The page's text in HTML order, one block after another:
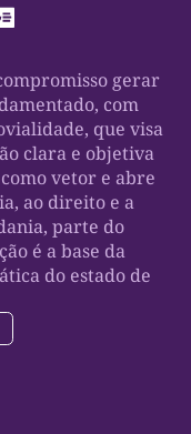
gerar
com
que visa
clara e objetiva
vetor e abre
ao direito e a
parte do
é a base da
do estado de